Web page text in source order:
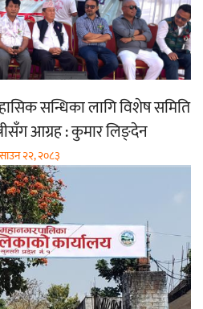
सन्धिका लागि विशेष समिति
आग्रह : कुमार लिङ्देन
२२, २०८३